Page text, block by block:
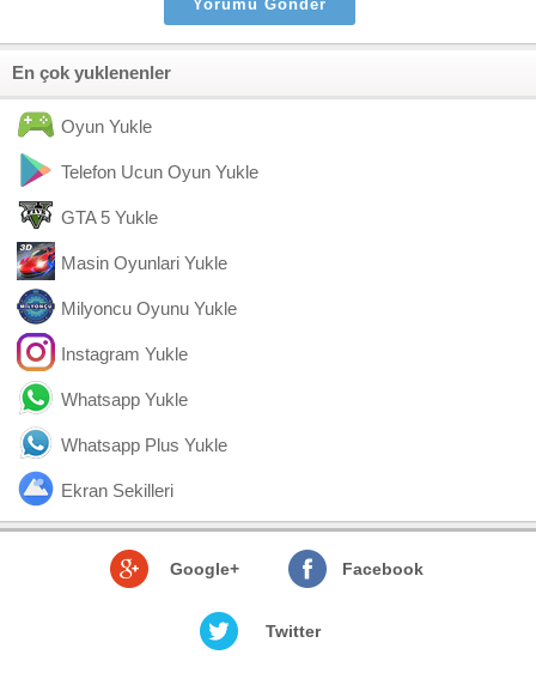
En çok yuklenenler
Oyun Yukle
Telefon Ucun Oyun Yukle
GTA 5 Yukle
Masin Oyunlari Yukle
Milyoncu Oyunu Yukle
Instagram Yukle
Whatsapp Yukle
Whatsapp Plus Yukle
Ekran Sekilleri
Google+ Facebook
Twitter